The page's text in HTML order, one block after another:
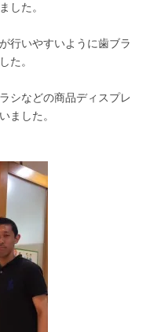
した。
行いやすいように歯ブラ
た。
シなどの商品ディスプレ
ました。